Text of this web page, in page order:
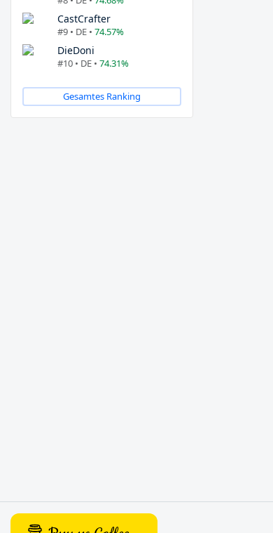
CastCrafter
#9 • DE • 74.57%
DieDoni
#10 • DE • 74.31%
Gesamtes Ranking